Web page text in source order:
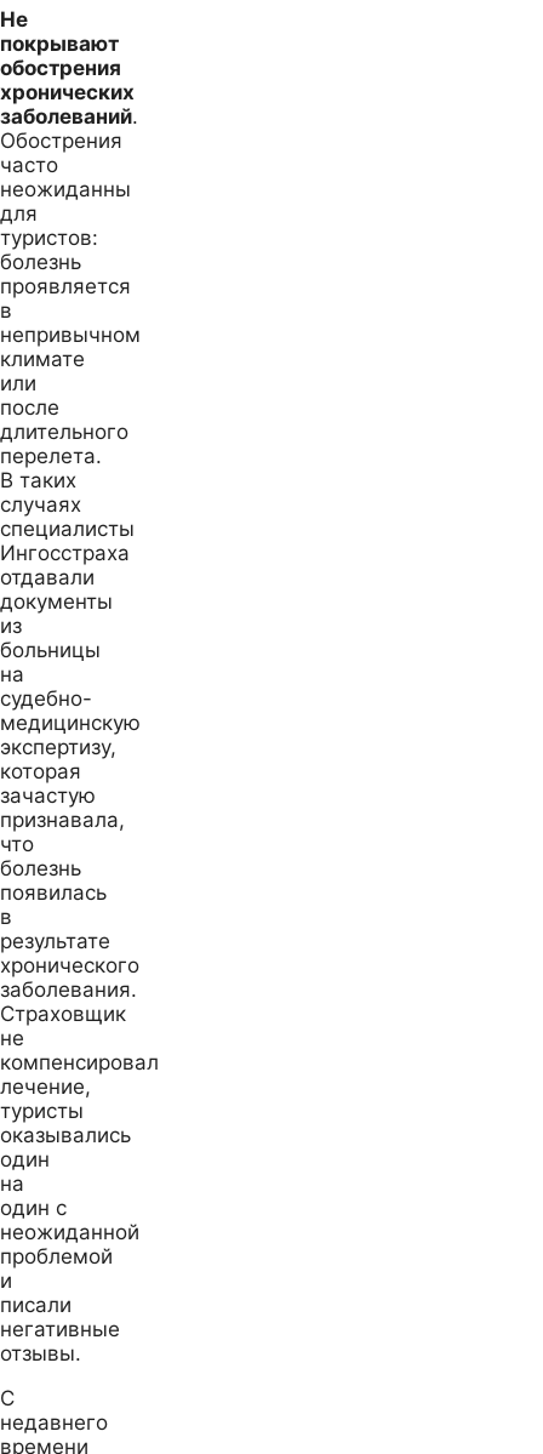
Не
покрывают
обострения
хронических
заболеваний.
Обострения
часто
неожиданны
для
туристов:
болезнь
проявляется
в
непривычном
климате
или
после
длительного
перелета.
В таких
случаях
специалисты
Ингосстраха
отдавали
документы
из
больницы
на
судебно-
медицинскую
экспертизу,
которая
зачастую
признавала,
что
болезнь
появилась
в
результате
хронического
заболевания.
Страховщик
не
компенсировал
лечение,
туристы
оказывались
один
на
один с
неожиданной
проблемой
и
писали
негативные
отзывы.
С
недавнего
времени